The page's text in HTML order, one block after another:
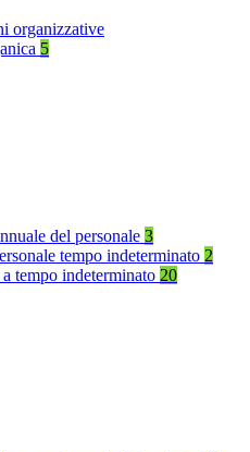
organizzative
5
del personale 3
tempo indeterminato 2
tempo indeterminato 20